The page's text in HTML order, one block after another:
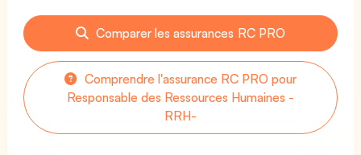
Comparer les assurances RC PRO
Comprendre l'assurance RC PRO pour
Responsable des Ressources Humaines -
RRH-